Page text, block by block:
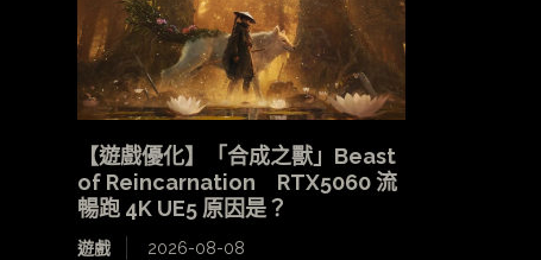
【遊戲優化】「合成之獸」Beast
of Reincarnation RTX5060 流
暢跑 4K UE5 原因是？
遊戲 2026-08-08